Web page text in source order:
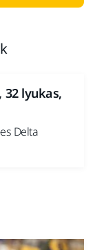
32 lyukas,
Delta